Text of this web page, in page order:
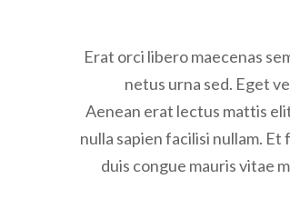
Erat orci libero maecenas
netus urna sed. Eget
Aenean erat lectus mattis
nulla sapien facilisi nullam.
duis congue mauris vitae